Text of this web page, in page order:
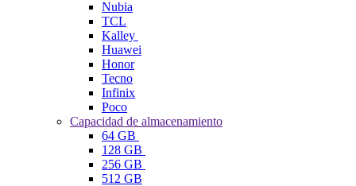
Nubia
TCL
Kalley
Huawei
Honor
Tecno
Infinix
Poco
Capacidad de almacenamiento
64 GB
128 GB
256 GB
512 GB